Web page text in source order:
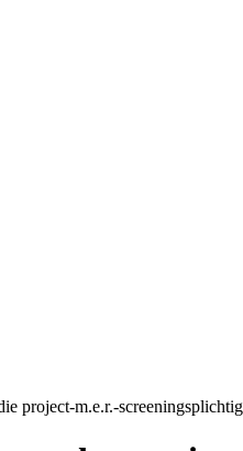
project-m.e.r.-